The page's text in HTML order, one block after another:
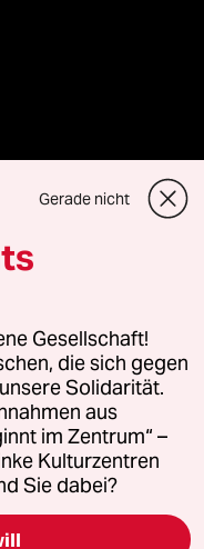
oder für Genehmigungen
Richtlinien
Impressum AGB
(Ads)
Gerade nicht
Gesellschaft!
die sich gegen
Solidarität.
aus
im Zentrum“ –
Kulturzentren
Sie dabei?